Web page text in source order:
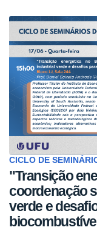
CICLO DE
"Transição
coordenação
verde e